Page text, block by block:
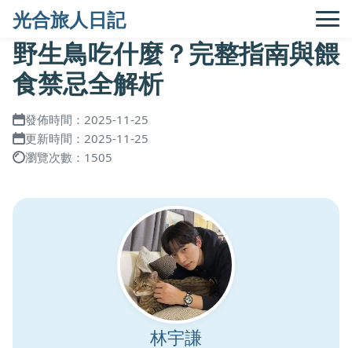
光合旅人日記
野生鳥吃什麼？完整指南與餵
食禁忌全解析
發佈時間：2025-11-25
更新時間：2025-11-25
瀏覽次數：1505
林宇謙